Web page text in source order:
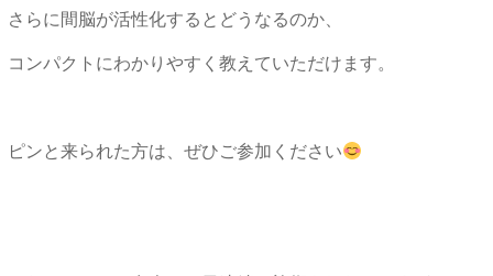
さらに間脳が活性化するとどうなるのか、
コンパクトにわかりやすく教えていただけます。
ピンと来られた方は、ぜひご参加ください